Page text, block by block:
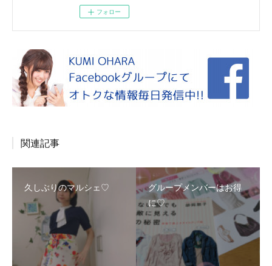
フォロー
関連記事
久しぶりのマルシェ♡
グループメンバーはお得
に♡